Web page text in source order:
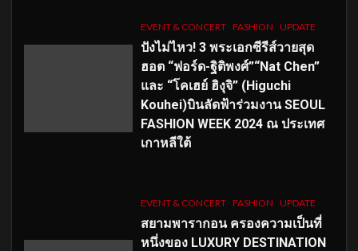
EVENT & CONCERT FASHION UPDATE
ปังไม่ไหว! 3 พระเอกซีรีส์วายสุด
ฮอต “ฟอร์ด-ฐิติพงศ์”“Nat Chen”
และ “โคเฮย์ ฮิงุจิ” (Higuchi
Kouhei)บินลัดฟ้าร่วมงาน SEOUL
FASHION WEEK 2024 ณ ประเทศ
เกาหลีใต้
EVENT & CONCERT FASHION UPDATE
สยามพารากอน ครองความเป็นที่
หนึ่งของ LUXURY DESTINATION